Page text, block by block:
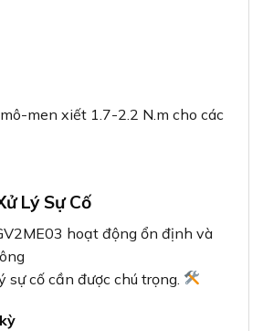
men xiết 1.7-2.2 N.m cho các
Lý Sự Cố
hoạt động ổn định và
sự cố cần được chú trọng.